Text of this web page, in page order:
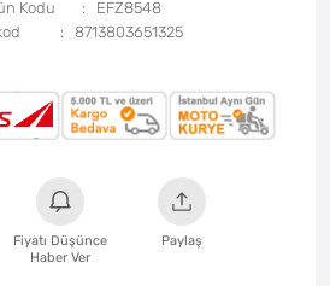
Kodu
EFZ8548
8713803651325
Fiyatı Düşünce
Haber Ver
Paylaş